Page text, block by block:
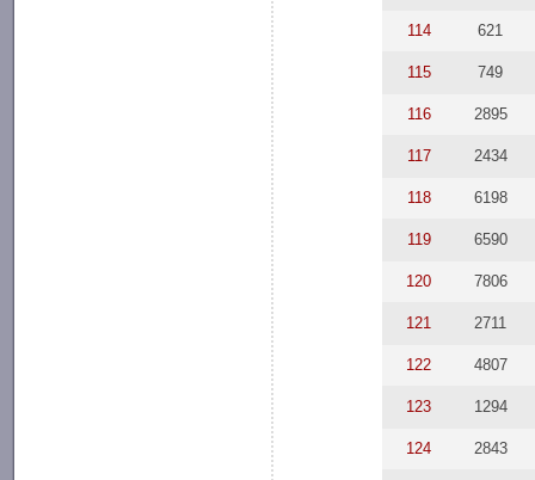
114 621
115 749
116 2895
117 2434
118 6198
119 6590
120 7806
121 2711
122 4807
123 1294
124 2843